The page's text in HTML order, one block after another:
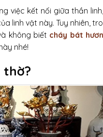
việc kết nối giữa thần
linh vật này. Tuy nhiên,
không biết cháy bát
nhé!
thờ?